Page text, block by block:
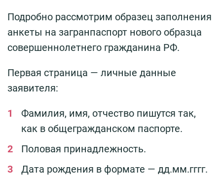
Подробно рассмотрим образец заполнения
анкеты на загранпаспорт нового образца
совершеннолетнего гражданина РФ.
Первая страница — личные данные
заявителя:
Фамилия, имя, отчество пишутся так,
как в общегражданском паспорте.
Половая принадлежность.
Дата рождения в формате — дд.мм.гггг.